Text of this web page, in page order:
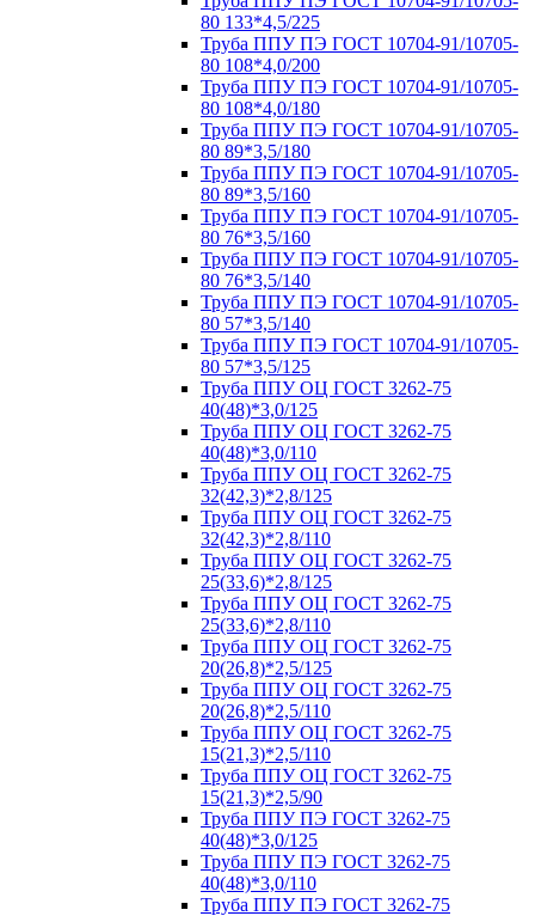
80 133*4,5/225
Труба ППУ ПЭ ГОСТ 10704-91/10705-
80 108*4,0/200
Труба ППУ ПЭ ГОСТ 10704-91/10705-
80 108*4,0/180
Труба ППУ ПЭ ГОСТ 10704-91/10705-
80 89*3,5/180
Труба ППУ ПЭ ГОСТ 10704-91/10705-
80 89*3,5/160
Труба ППУ ПЭ ГОСТ 10704-91/10705-
80 76*3,5/160
Труба ППУ ПЭ ГОСТ 10704-91/10705-
80 76*3,5/140
Труба ППУ ПЭ ГОСТ 10704-91/10705-
80 57*3,5/140
Труба ППУ ПЭ ГОСТ 10704-91/10705-
80 57*3,5/125
Труба ППУ ОЦ ГОСТ 3262-75
40(48)*3,0/125
Труба ППУ ОЦ ГОСТ 3262-75
40(48)*3,0/110
Труба ППУ ОЦ ГОСТ 3262-75
32(42,3)*2,8/125
Труба ППУ ОЦ ГОСТ 3262-75
32(42,3)*2,8/110
Труба ППУ ОЦ ГОСТ 3262-75
25(33,6)*2,8/125
Труба ППУ ОЦ ГОСТ 3262-75
25(33,6)*2,8/110
Труба ППУ ОЦ ГОСТ 3262-75
20(26,8)*2,5/125
Труба ППУ ОЦ ГОСТ 3262-75
20(26,8)*2,5/110
Труба ППУ ОЦ ГОСТ 3262-75
15(21,3)*2,5/110
Труба ППУ ОЦ ГОСТ 3262-75
15(21,3)*2,5/90
Труба ППУ ПЭ ГОСТ 3262-75
40(48)*3,0/125
Труба ППУ ПЭ ГОСТ 3262-75
40(48)*3,0/110
Труба ППУ ПЭ ГОСТ 3262-75